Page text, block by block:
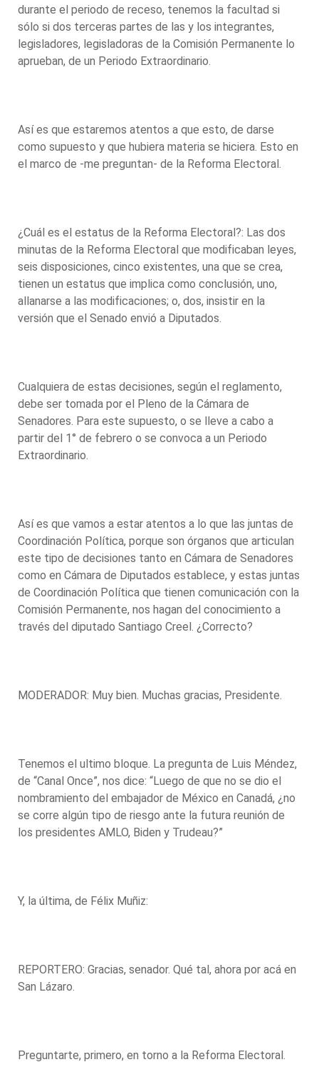
durante el periodo de receso, tenemos la facultad si
sólo si dos terceras partes de las y los integrantes,
legisladores, legisladoras de la Comisión Permanente lo
aprueban, de un Periodo Extraordinario.
Así es que estaremos atentos a que esto, de darse
como supuesto y que hubiera materia se hiciera. Esto en
el marco de -me preguntan- de la Reforma Electoral.
¿Cuál es el estatus de la Reforma Electoral?: Las dos
minutas de la Reforma Electoral que modificaban leyes,
seis disposiciones, cinco existentes, una que se crea,
tienen un estatus que implica como conclusión, uno,
allanarse a las modificaciones; o, dos, insistir en la
versión que el Senado envió a Diputados.
Cualquiera de estas decisiones, según el reglamento,
debe ser tomada por el Pleno de la Cámara de
Senadores. Para este supuesto, o se lleve a cabo a
partir del 1° de febrero o se convoca a un Periodo
Extraordinario.
Así es que vamos a estar atentos a lo que las juntas de
Coordinación Política, porque son órganos que articulan
este tipo de decisiones tanto en Cámara de Senadores
como en Cámara de Diputados establece, y estas juntas
de Coordinación Política que tienen comunicación con la
Comisión Permanente, nos hagan del conocimiento a
través del diputado Santiago Creel. ¿Correcto?
MODERADOR: Muy bien. Muchas gracias, Presidente.
Tenemos el ultimo bloque. La pregunta de Luis Méndez,
de “Canal Once”, nos dice: “Luego de que no se dio el
nombramiento del embajador de México en Canadá, ¿no
se corre algún tipo de riesgo ante la futura reunión de
los presidentes AMLO, Biden y Trudeau?”
Y, la última, de Félix Muñiz:
REPORTERO: Gracias, senador. Qué tal, ahora por acá en
San Lázaro.
Preguntarte, primero, en torno a la Reforma Electoral.